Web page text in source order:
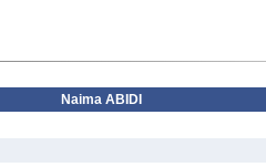
Naima ABIDI